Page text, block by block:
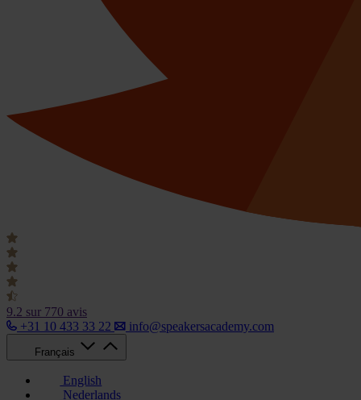
9.2 sur 770 avis
+31 10 433 33 22
info@speakersacademy.com
Français
English
Nederlands